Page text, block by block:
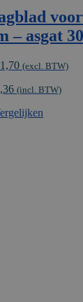
– asgat
Prijsklasse:
.121,70
€1
(excl. BTW)
(incl. BTW)